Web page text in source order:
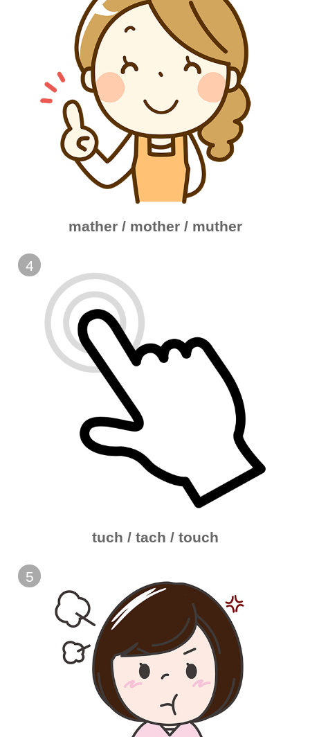
mather / mother / muther
4
tuch / tach / touch
5